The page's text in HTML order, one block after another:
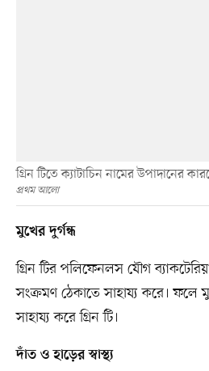
গ্রিন টিতে ক্যাটাচিন নামের উপাদানের
প্রথম আলো
মুখের দুর্গন্ধ
গ্রিন টির পলিফেনলস যৌগ
সংক্রমণ ঠেকাতে সাহায্য করে। ফলে
সাহায্য করে গ্রিন টি।
দাঁত ও হাড়ের স্বাস্থ্য